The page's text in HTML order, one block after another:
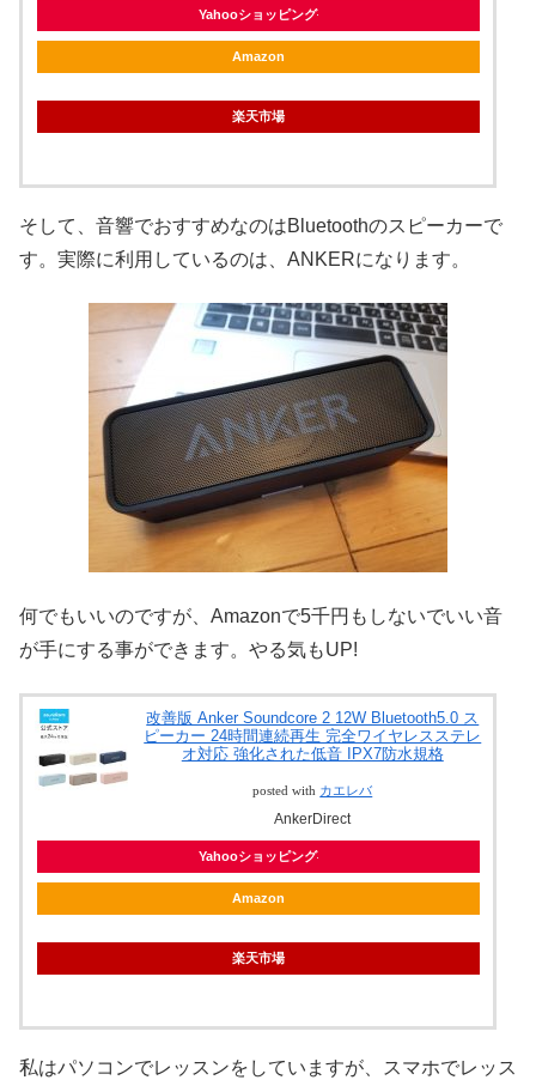
Yahooショッピング
Amazon
楽天市場
そして、音響でおすすめなのはBluetoothのスピーカーで
す。実際に利用しているのは、ANKERになります。
何でもいいのですが、Amazonで5千円もしないでいい音
が手にする事ができます。やる気もUP!
改善版 Anker Soundcore 2 12W Bluetooth5.0 ス
ピーカー 24時間連続再生 完全ワイヤレスステレ
オ対応 強化された低音 IPX7防水規格
posted with カエレバ
AnkerDirect
Yahooショッピング
Amazon
楽天市場
私はパソコンでレッスンをしていますが、スマホでレッス